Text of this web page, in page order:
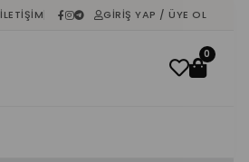
İLETIŞIM GIRIŞ YAP / ÜYE OL
0